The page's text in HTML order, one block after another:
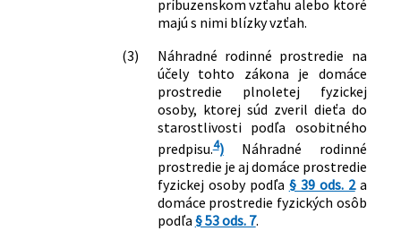
predpisov a ktorým sa menia a
dopĺňajú niektoré zákony
406/2025 Z. z.
Zákon o príspevku na pomoc pri
odkázanosti na pomoc inej fyzickej
osoby a o zmene a doplnení niektorých
zákonov
príbuzenskom vzťahu alebo ktoré
majú s nimi blízky vzťah.
(3)
Náhradné rodinné prostredie na
účely tohto zákona je domáce
prostredie plnoletej fyzickej
osoby, ktorej súd zveril dieťa do
starostlivosti podľa osobitného
predpisu.4)Náhradné rodinné
prostredie je aj domáce prostredie
fyzickej osoby podľa § 39 ods. 2a
domáce prostredie fyzických osôb
podľa § 53 ods. 7.